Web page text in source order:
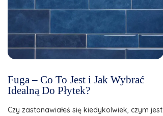
Fuga – Co To Jest i Jak Wybrać
Idealną Do Płytek?
Czy zastanawiałeś się kiedykolwiek, czym jest